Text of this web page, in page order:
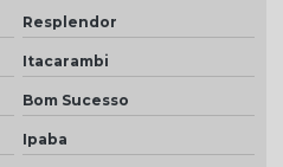
Resplendor
Itacarambi
Bom Sucesso
Ipaba